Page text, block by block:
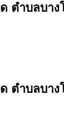
ำบลบาง
ำบลบาง